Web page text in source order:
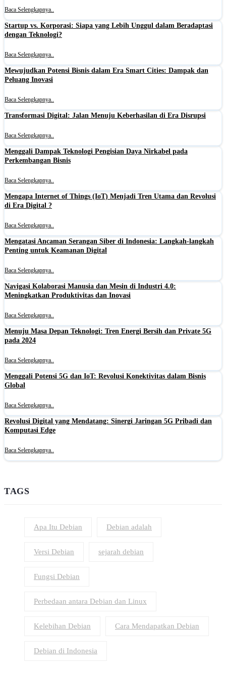
Baca Selengkapnya..
Startup vs. Korporasi: Siapa yang Lebih Unggul dalam Beradaptasi
dengan Teknologi?
Baca Selengkapnya..
Mewujudkan Potensi Bisnis dalam Era Smart Cities: Dampak dan
Peluang Inovasi
Baca Selengkapnya..
Transformasi Digital: Jalan Menuju Keberhasilan di Era Disrupsi
Baca Selengkapnya..
Menggali Dampak Teknologi Pengisian Daya Nirkabel pada
Perkembangan Bisnis
Baca Selengkapnya..
Mengapa Internet of Things (IoT) Menjadi Tren Utama dan Revolusi
di Era Digital ?
Baca Selengkapnya..
Mengatasi Ancaman Serangan Siber di Indonesia: Langkah-langkah
Penting untuk Keamanan Digital
Baca Selengkapnya..
Navigasi Kolaborasi Manusia dan Mesin di Industri 4.0:
Meningkatkan Produktivitas dan Inovasi
Baca Selengkapnya..
Menuju Masa Depan Teknologi: Tren Energi Bersih dan Private 5G
pada 2024
Baca Selengkapnya..
Menggali Potensi 5G dan IoT: Revolusi Konektivitas dalam Bisnis
Global
Baca Selengkapnya..
Revolusi Digital yang Mendatang: Sinergi Jaringan 5G Pribadi dan
Komputasi Edge
Baca Selengkapnya..
TAGS
Apa Itu Debian Debian adalah
Versi Debian sejarah debian
Fungsi Debian
Perbedaan antara Debian dan Linux
Kelebihan Debian Cara Mendapatkan Debian
Debian di Indonesia